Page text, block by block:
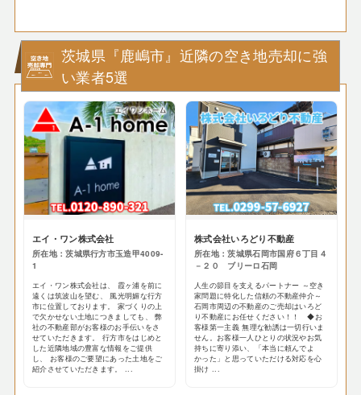
茨城県『鹿嶋市』近隣の空き地売却に強
い業者5選
エイ・ワン株式会社
所在地：茨城県行方市玉造甲4009-
1
エイ・ワン株式会社は、 霞ヶ浦を前に
遠くは筑波山を望む、 風光明媚な行方
市に位置しております。 家づくりの上
で欠かせない土地につきましても、 弊
社の不動産部がお客様のお手伝いをさ
せていただきます。 行方市をはじめと
した近隣地域の豊富な情報をご提供
し、 お客様のご要望にあった土地をご
紹介させていただきます。 ...
株式会社いろどり不動産
所在地：茨城県石岡市国府６丁目４
－２０ ブリーロ石岡
人生の節目を支えるパートナー ～空き
家問題に特化した信頼の不動産仲介～
石岡市周辺の不動産のご売却はいろど
り不動産にお任せください！！ ◆お
客様第一主義 無理な勧誘は一切行いま
せん。お客様一人ひとりの状況やお気
持ちに寄り添い、「本当に頼んでよ
かった」と思っていただける対応を心
掛け ...